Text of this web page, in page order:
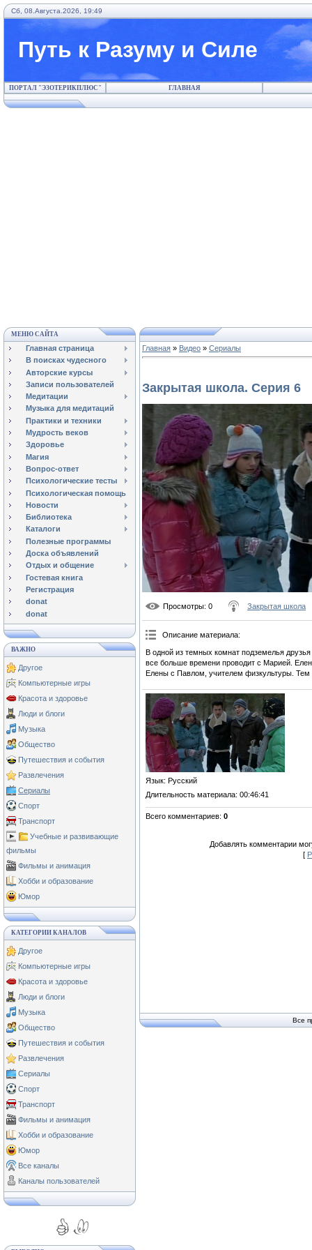
Сб, 08.Августа.2026, 19:49
Путь к Разуму и Силе
ПОРТАЛ "ЭЗОТЕРИКПЛЮС" ГЛАВНАЯ
МЕНЮ САЙТА
Главная страница
В поисках чудесного
Авторские курсы
Записи пользователей
Медитации
Музыка для медитаций
Практики и техники
Мудрость веков
Здоровье
Магия
Вопрос-ответ
Психологические тесты
Психологическая помощь
Новости
Библиотека
Каталоги
Полезные программы
Доска объявлений
Отдых и общение
Гостевая книга
Регистрация
donat
donat
ВАЖНО
Другое
Компьютерные игры
Красота и здоровье
Люди и блоги
Музыка
Общество
Путешествия и события
Развлечения
Сериалы
Спорт
Транспорт
Учебные и развивающие
фильмы
Фильмы и анимация
Хобби и образование
Юмор
КАТЕГОРИИ КАНАЛОВ
Другое
Компьютерные игры
Красота и здоровье
Люди и блоги
Музыка
Общество
Путешествия и события
Развлечения
Сериалы
Спорт
Транспорт
Фильмы и анимация
Хобби и образование
Юмор
Все каналы
Каналы пользователей
Главная » Видео » Сериалы
Закрытая школа. Серия 6
Просмотры: 0 Закрытая школа
Описание материала:
В одной из темных комнат подземелья
все больше времени проводит с Марией.
Елены с Павлом, учителем физкультуры. Тем
Язык: Русский
Длительность материала: 00:46:41
Всего комментариев: 0
Добавлять комментарии
[
Все